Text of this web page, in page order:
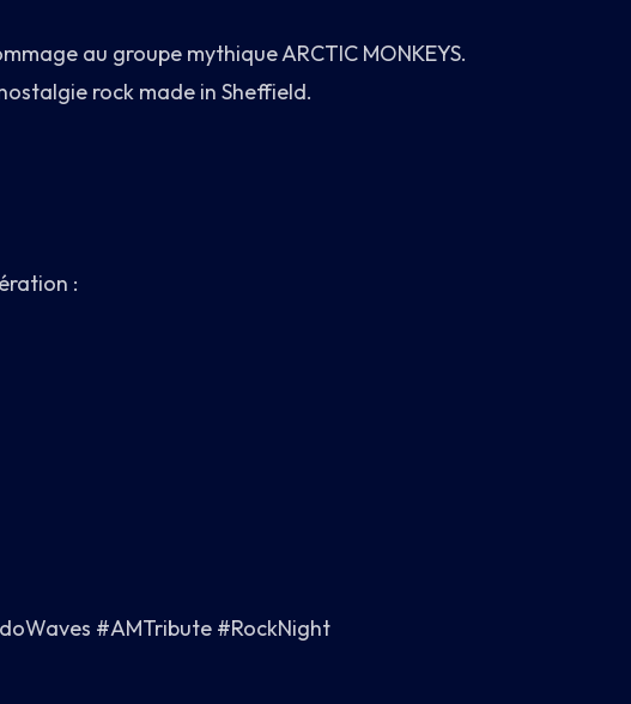
au groupe mythique ARCTIC MONKEYS.
rock made in Sheffield.
:
#AMTribute #RockNight